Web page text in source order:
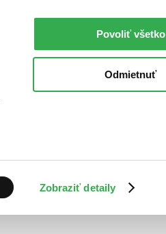
Zobraziť detaily
Povoliť všetko
Odmietnuť